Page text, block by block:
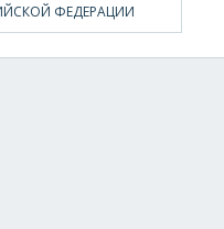
ФЕДЕРАЦИИ